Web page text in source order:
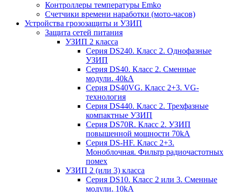
Контроллеры температуры Emko
Счетчики времени наработки (мото-часов)
Устройства грозозащиты и УЗИП
Защита сетей питания
УЗИП 2 класса
Серия DS240. Класс 2. Однофазные
УЗИП
Серия DS40. Класс 2. Сменные
модули. 40kA
Серия DS40VG. Класс 2+3. VG-
технология
Серия DS440. Класс 2. Трехфазные
компактные УЗИП
Серия DS70R. Класс 2. УЗИП
повышенной мощности 70kA
Серия DS-HF. Класс 2+3.
Моноблочная. Фильтр радиочастотных
помех
УЗИП 2 (или 3) класса
Серия DS10. Класс 2 или 3. Сменные
модули. 10kA